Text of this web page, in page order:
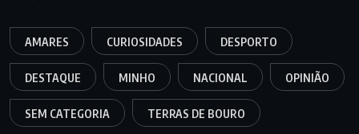
AMARES CURIOSIDADES DESPORTO
DESTAQUE MINHO NACIONAL OPINIÃO
SEM CATEGORIA TERRAS DE BOURO